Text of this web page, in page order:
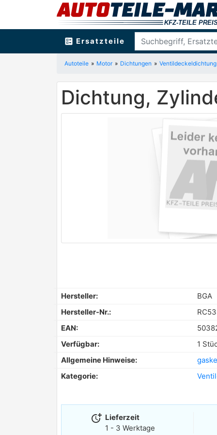
ballot Ersatzteile
Autoteile Motor Dichtungen Ventildeckeldichtung
Dichtung,
Hersteller:
BGA
Hersteller-Nr.:
EAN:
Verfügbar:
1
Allgemeine Hinweise:
Kategorie:
more_time Lieferzeit
1 - 3 Werktage